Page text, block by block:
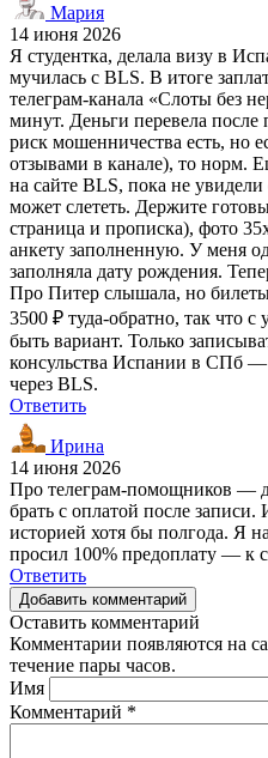
Мария
14 июня 2026
Я студентка, делала визу в
мучилась с BLS. В итоге
телеграм-канала «Слоты без
минут. Деньги перевела
риск мошенничества есть, но
отзывами в канале), то норм.
на сайте BLS, пока не
может слететь. Держите
страница и прописка), фото
анкету заполненную. У меня
заполняла дату рождения.
Про Питер слышала, но
3500 ₽ туда-обратно, так что
быть вариант. Только
консульства Испании в СПб —
через BLS.
Ответить
Ирина
14 июня 2026
Про телеграм-помощников —
брать с оплатой после
историей хотя бы полгода. Я
просил 100% предоплату — к
Ответить
Добавить комментарий
Оставить комментарий
Комментарии появляются на
течение пары часов.
Имя
Комментарий *